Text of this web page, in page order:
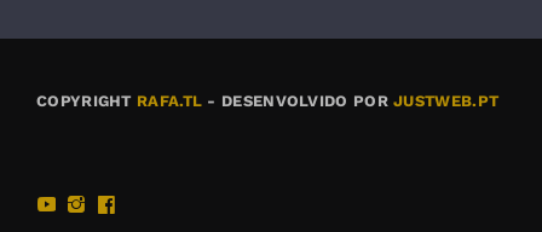
COPYRIGHT RAFA.TL - DESENVOLVIDO PORJUSTWEB.PT